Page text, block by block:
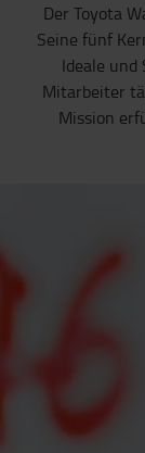
Der Toyota
Seine fünf
Ideale und
Mitarbeiter
Mission